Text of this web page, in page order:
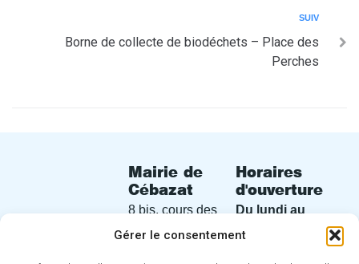
Gérer le consentement
SUIV
Borne de collecte de biodéchets – Place des
Perches
Mairie de
Cébazat
8 bis, cours des
Perches
Horaires
d'ouverture
Du lundi au
vendredi